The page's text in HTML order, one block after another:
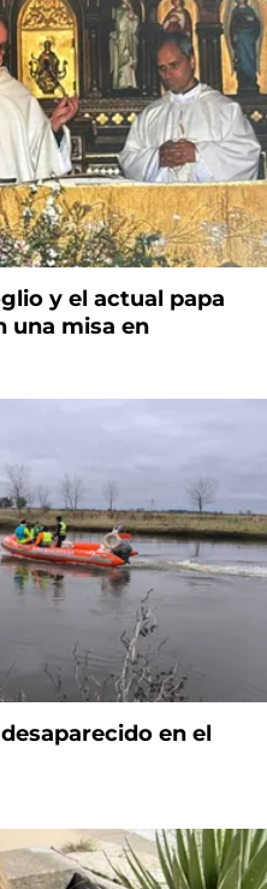
y el actual papa
una misa en
en el